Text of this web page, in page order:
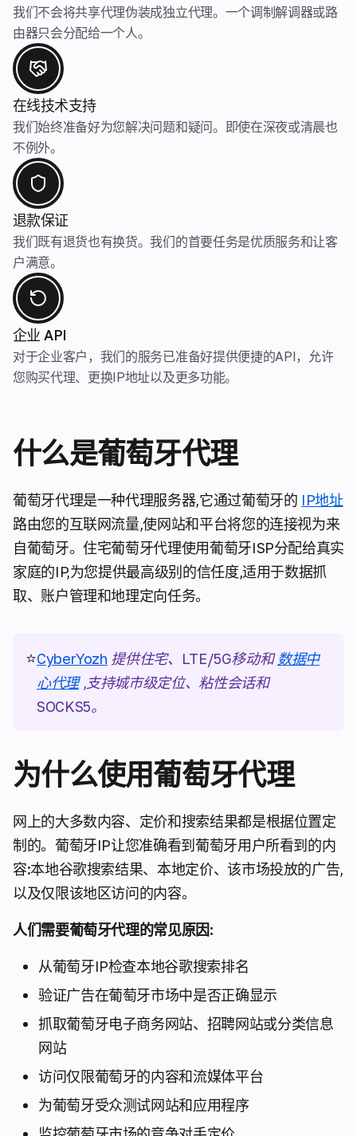
我们不会将共享代理伪装成独立代理。一个调制解调器或路
由器只会分配给一个人。
在线技术支持
我们始终准备好为您解决问题和疑问。即使在深夜或清晨也
不例外。
退款保证
我们既有退货也有换货。我们的首要任务是优质服务和让客
户满意。
企业 API
对于企业客户，我们的服务已准备好提供便捷的API，允许
您购买代理、更换IP地址以及更多功能。
什么是葡萄牙代理
葡萄牙代理是一种代理服务器,它通过葡萄牙的 IP地址
路由您的互联网流量,使网站和平台将您的连接视为来
自葡萄牙。住宅葡萄牙代理使用葡萄牙ISP分配给真实
家庭的IP,为您提供最高级别的信任度,适用于数据抓
取、账户管理和地理定向任务。
⭐CyberYozh 提供住宅、LTE/5G移动和数据中
心代理,支持城市级定位、粘性会话和
SOCKS5。
为什么使用葡萄牙代理
网上的大多数内容、定价和搜索结果都是根据位置定
制的。葡萄牙IP让您准确看到葡萄牙用户所看到的内
容:本地谷歌搜索结果、本地定价、该市场投放的广告,
以及仅限该地区访问的内容。
人们需要葡萄牙代理的常见原因:
从葡萄牙IP检查本地谷歌搜索排名
验证广告在葡萄牙市场中是否正确显示
抓取葡萄牙电子商务网站、招聘网站或分类信息
网站
访问仅限葡萄牙的内容和流媒体平台
为葡萄牙受众测试网站和应用程序